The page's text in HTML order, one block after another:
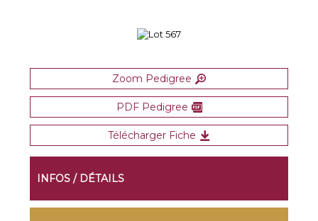
Zoom Pedigree
PDF Pedigree
Télécharger Fiche
INFOS / DÉTAILS